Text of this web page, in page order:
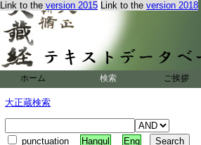
Link to the version 2015 Link to the version 2018
ホーム 検索 ご挨拶
大正蔵検索
punctuation Hangul Eng